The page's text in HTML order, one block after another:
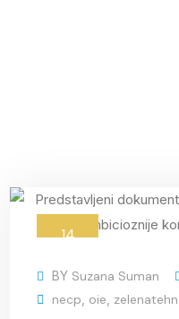
14
BY Suzana Suman
necp oie